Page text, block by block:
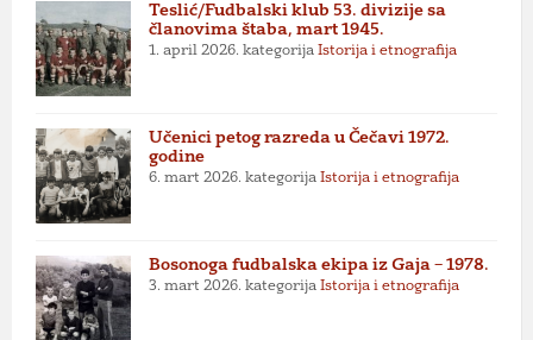
Teslić/Fudbalski klub 53. divizije sa
članovima štaba, mart 1945.
1. april 2026. kategorija Istorija i etnografija
Učenici petog razreda u Čečavi 1972.
godine
6. mart 2026. kategorija Istorija i etnografija
Bosonoga fudbalska ekipa iz Gaja – 1978.
3. mart 2026. kategorija Istorija i etnografija